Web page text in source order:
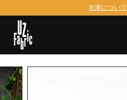
ン
動
ス
シ
在庫について
Z
a
b